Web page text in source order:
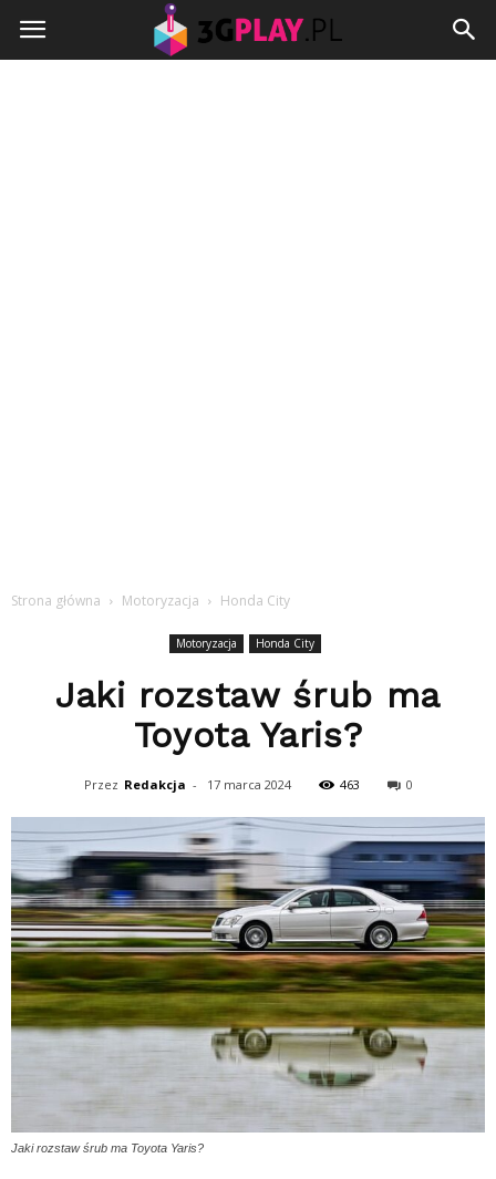
3gplay.pl
Strona główna Motoryzacja Honda City
Motoryzacja Honda City
Jaki rozstaw śrub ma
Toyota Yaris?
Przez Redakcja - 17 marca 2024 463 0
Jaki rozstaw śrub ma Toyota Yaris?